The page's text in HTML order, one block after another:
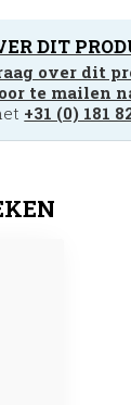
DIT
over dit
te mailen
+31 (0) 181